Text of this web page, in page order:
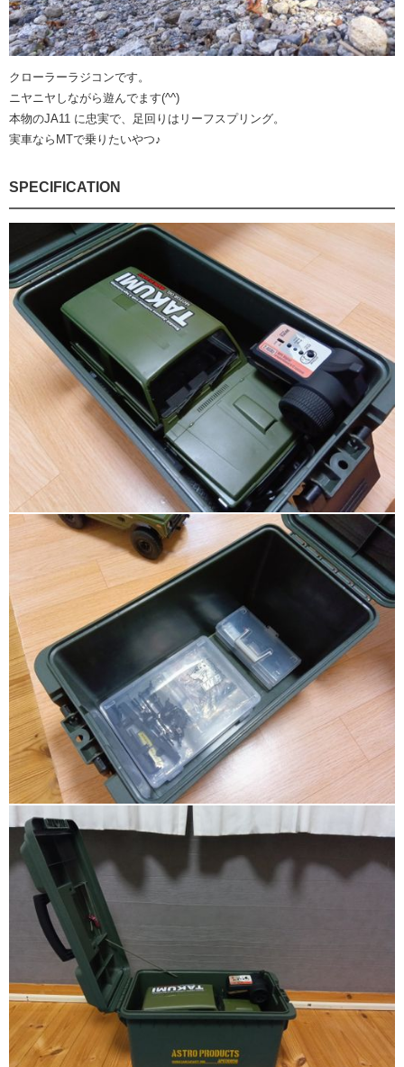
クローラーラジコンです。
ニヤニヤしながら遊んでます(^^)
本物のJA11 に忠実で、足回りはリーフスプリング。
実車ならMTで乗りたいやつ♪
SPECIFICATION